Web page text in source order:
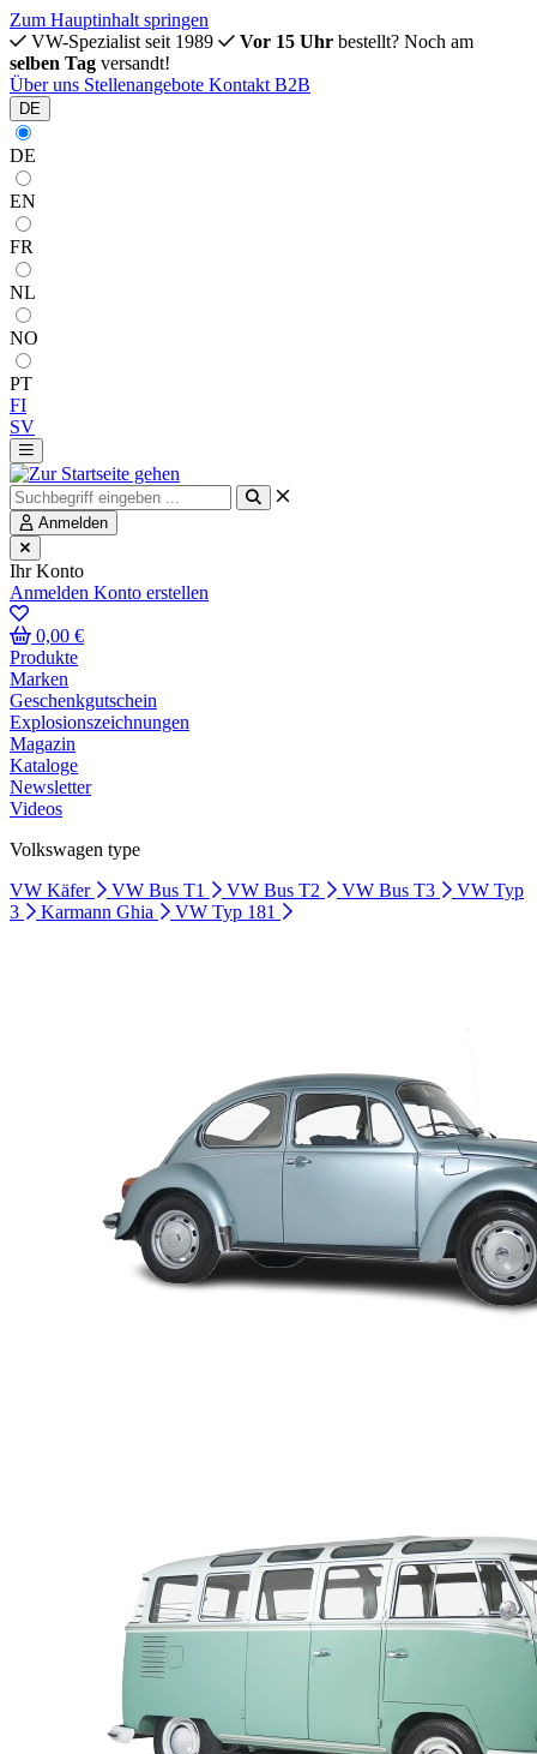
Zum Hauptinhalt springen
VW-Spezialist seit 1989
Vor 15 Uhr bestellt? Noch am
selben Tag versandt!
Über uns Stellenangebote Kontakt B2B
DE
DE
EN
FR
NL
NO
PT
FI
SV
Anmelden
Ihr Konto
Anmelden Konto erstellen
0,00 €
Produkte
Marken
Geschenkgutschein
Explosionszeichnungen
Magazin
Kataloge
Newsletter
Videos
Volkswagen type
VW Käfer
VW Bus T1 VW Bus T2 VW Bus T3
VW Typ
3
Karmann Ghia VW Typ 181